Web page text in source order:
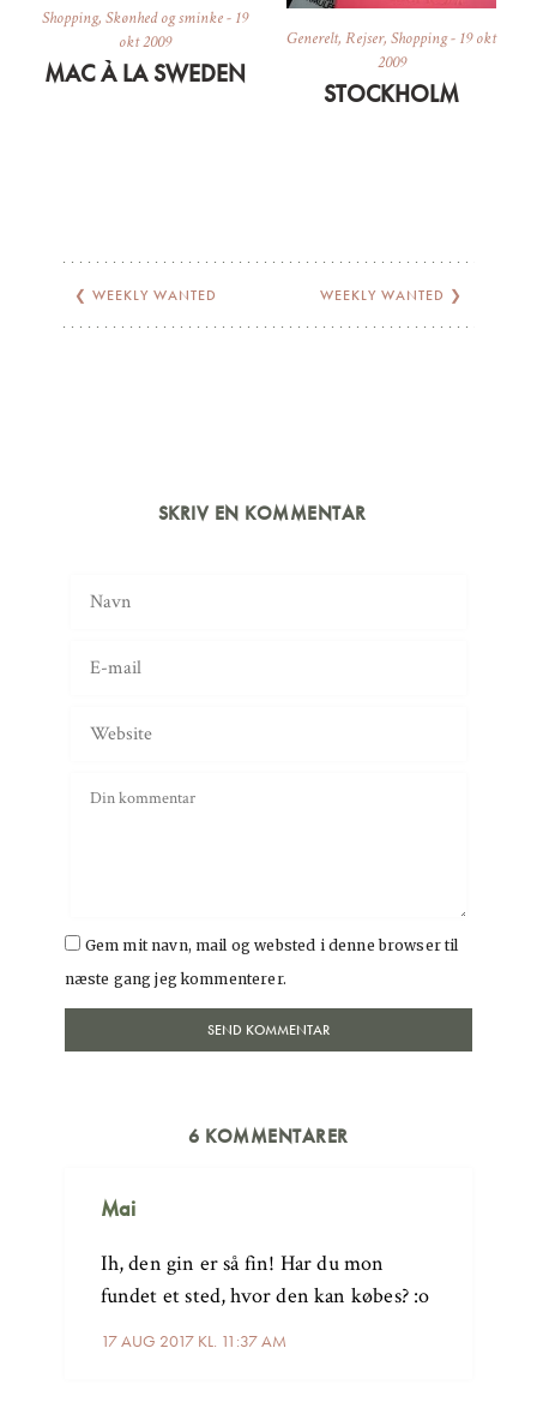
Shopping,Skønhed og sminke- 19
okt 2009
MAC À LA SWEDEN
Generelt,Rejser,Shopping- 19 okt
2009
STOCKHOLM
❮ WEEKLY WANTED WEEKLY WANTED ❯
SKRIV EN KOMMENTAR
Gem mit navn, mail og websted i denne browser til
næste gang jeg kommenterer.
6 KOMMENTARER
Mai
17 AUG 2017 KL. 11:37 AM
Ih, den gin er så fin! Har du mon
fundet et sted, hvor den kan købes? :o